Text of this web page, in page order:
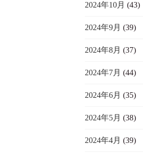
2024年10月 (43)
2024年9月 (39)
2024年8月 (37)
2024年7月 (44)
2024年6月 (35)
2024年5月 (38)
2024年4月 (39)